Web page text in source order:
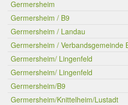
Germersheim
Germersheim / B9
Germersheim / Landau
Germersheim / Verbandsgemeinde
Germersheim/ Lingenfeld
Germersheim/ Lingenfeld
Germersheim/B9
Germersheim/Knittelheim/Lustadt